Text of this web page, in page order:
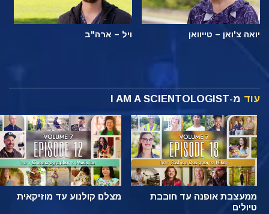
יואה צ'ואן – טייוואן ויל – ארה"ב
עוד מ-I AM A SCIENTOLOGIST
ממעצבת אופנה עד חובבת
טיולים
מצלם קולנוע עד מוזיקאית